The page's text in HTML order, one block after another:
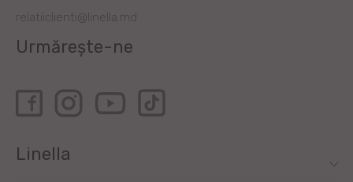
relatiiclienti@linella.md
Urmărește-ne
Linella